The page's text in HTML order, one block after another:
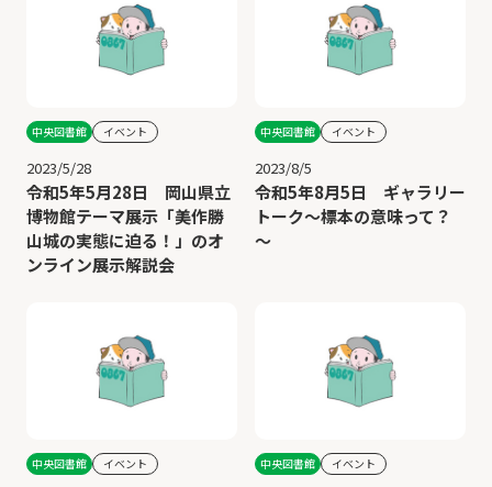
中央図書館 イベント
2023/5/28
令和5年5月28日 岡山県立
博物館テーマ展示「美作勝
山城の実態に迫る！」のオ
ンライン展示解説会
中央図書館 イベント
2023/8/5
令和5年8月5日 ギャラリー
トーク～標本の意味って？
～
中央図書館 イベント 中央図書館 イベント